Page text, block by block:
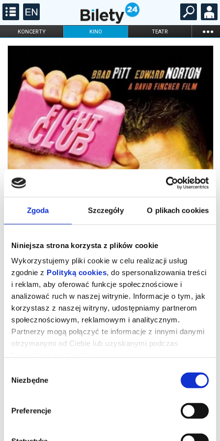
Zgoda Szczegóły O plikach cookies
Niniejsza strona korzysta z plików cookie
Wykorzystujemy pliki cookie w celu realizacji usług
zgodnie z Polityką cookies, do spersonalizowania treści
i reklam, aby oferować funkcje społecznościowe i
analizować ruch w naszej witrynie. Informacje o tym, jak
korzystasz z naszej witryny, udostępniamy partnerom
społecznościowym, reklamowym i analitycznym.
Partnerzy mogą połączyć te informacje z innymi danymi
otrzymanymi od Ciebie lub uzyskanymi podczas
zgody
Niezbędne
Preferencje
KONCERTY KINO TEATR ...
FILHARMONIA OPERA I BALET
Podziemny krąg
reż. David Fincher | Niemcy, USA | 2025
udziałem Brada Pitta i Edwarda Nortona, w reżyserii Davida